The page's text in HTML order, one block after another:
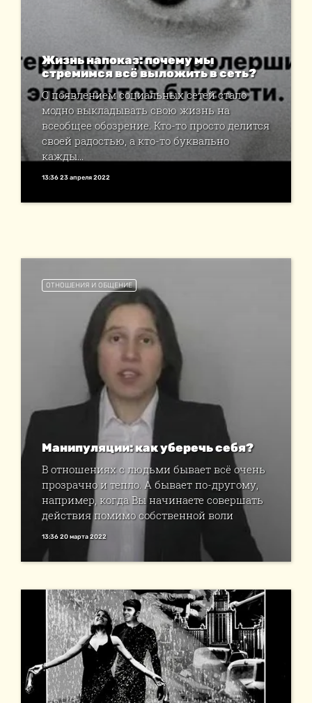
Жизнь напоказ: почему мы
стремимся всё выложить в сеть?
С появлением социальных сетей стало
модно выкладывать свою жизнь на
всеобщее обозрение. Кто-то просто делится
своей радостью, а кто-то буквально
кажды...
13:36 23 апреля 2022
ОТНОШЕНИЯ И ОБЩЕНИЕ
Манипуляции: как уберечь себя?
В отношениях с людьми бывает всё очень
прозрачно и тепло. А бывает по-другому,
например, когда Вы начинаете совершать
действия помимо собственной воли
13:36 20 марта 2022